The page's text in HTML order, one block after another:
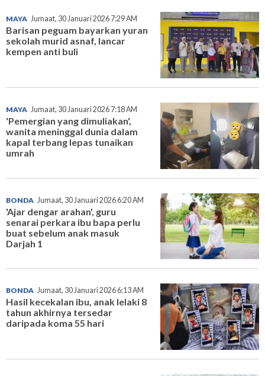
MAYA Jumaat, 30 Januari 2026 7:29 AM
Barisan peguam bayarkan yuran
sekolah murid asnaf, lancar
kempen anti buli
MAYA Jumaat, 30 Januari 2026 7:18 AM
'Pemergian yang dimuliakan',
wanita meninggal dunia dalam
kapal terbang lepas tunaikan
umrah
BONDA Jumaat, 30 Januari 2026 6:20 AM
'Ajar dengar arahan', guru
senarai perkara ibu bapa perlu
buat sebelum anak masuk
Darjah 1
BONDA Jumaat, 30 Januari 2026 6:13 AM
Hasil kecekalan ibu, anak lelaki 8
tahun akhirnya tersedar
daripada koma 55 hari